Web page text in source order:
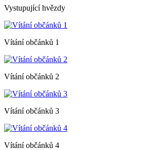
Vystupující hvězdy
Vítání občánků 1
Vítání občánků 2
Vítání občánků 3
Vítání občánků 4